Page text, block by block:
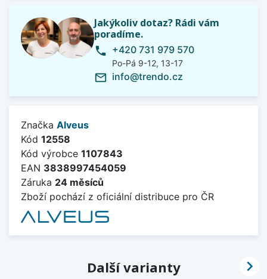
Jakýkoliv dotaz? Rádi vám
poradíme.
phone +420 731 979 570
Po-Pá 9-12, 13-17
mail_outline info@trendo.cz
Značka Alveus
Kód 12558
Kód výrobce 1107843
EAN 3838997454059
Záruka 24 měsíců
Zboží pochází z oficiální distribuce pro ČR
Další varianty 